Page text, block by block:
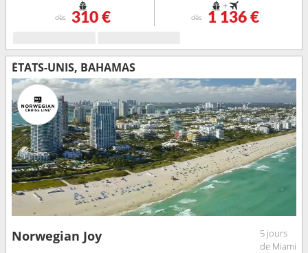
dès 310 €
+
dès 1 136 €
ÉTATS-UNIS, BAHAMAS
Norwegian Joy
5 jours
de Miami